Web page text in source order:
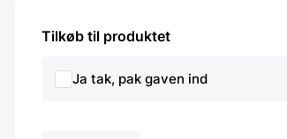
Tilkøb til produktet
Ja tak, pak gaven ind